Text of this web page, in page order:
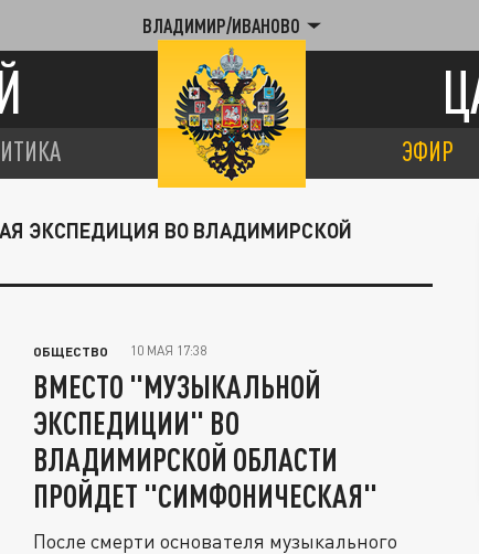
ВЛАДИМИР/ИВАНОВО
ЭФИР
ЭКСПЕДИЦИЯ ВО ВЛАДИМИРСКОЙ
ОБЩЕСТВО 10 МАЯ 17:38
ВМЕСТО "МУЗЫКАЛЬНОЙ
ЭКСПЕДИЦИИ" ВО
ВЛАДИМИРСКОЙ ОБЛАСТИ
ПРОЙДЕТ "СИМФОНИЧЕСКАЯ"
После смерти основателя музыкального